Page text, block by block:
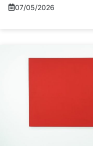
07/05/2026